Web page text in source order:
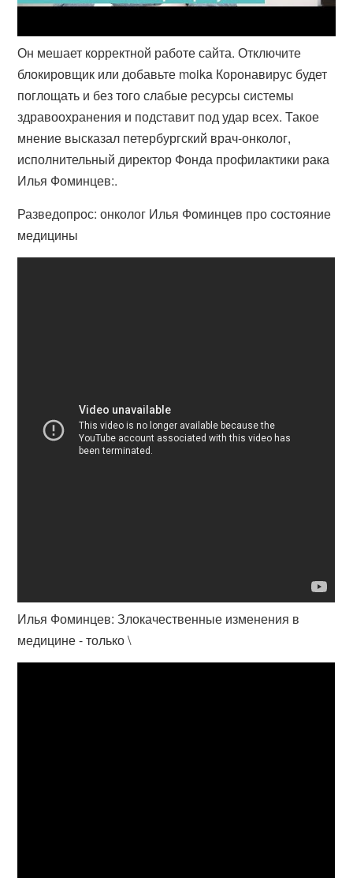
Он мешает корректной работе сайта. Отключите
блокировщик или добавьте moika Коронавирус будет
поглощать и без того слабые ресурсы системы
здравоохранения и подставит под удар всех. Такое
мнение высказал петербургский врач-онколог,
исполнительный директор Фонда профилактики рака
Илья Фоминцев:.
Разведопрос: онколог Илья Фоминцев про состояние
медицины
Илья Фоминцев: Злокачественные изменения в
медицине - только \